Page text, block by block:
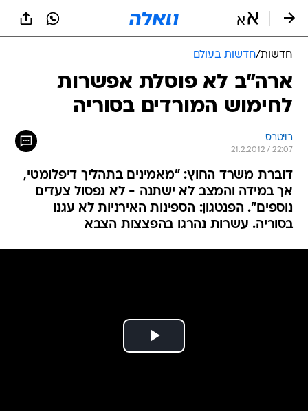
חדשות/חדשות בעולם
ארה"ב לא פוסלת אפשרות
לחימוש המורדים בסוריה
רויטרס
21.2.2012 / 22:07
דוברת משרד החוץ: "מאמינים בתהליך דיפלומטי,
אך במידה והמצב לא ישתנה - לא נפסול צעדים
נוספים". הפנטגון: הספינות האירניות לא עגנו
בסוריה. עשרות נהרגו בהפצצות הצבא